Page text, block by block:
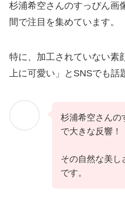
杉浦希空さんのすっぴん画
間で注目を集めています。
特に、加工されていない素
上に可愛い」とSNSでも話
杉浦希空さんの
で大きな反響！
その自然な美し
です。